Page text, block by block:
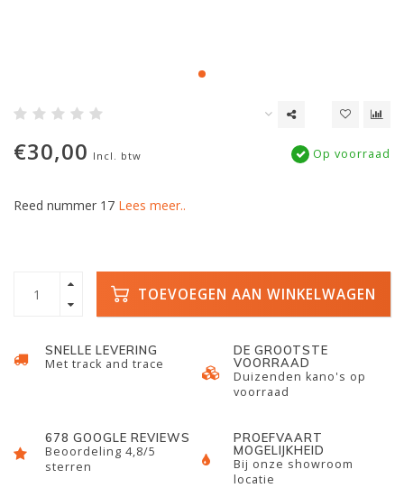
€30,00 Incl. btw Op voorraad
Reed nummer 17 Lees meer..
TOEVOEGEN AAN WINKELWAGEN
SNELLE LEVERING
Met track and trace
DE GROOTSTE
VOORRAAD
Duizenden kano's op
voorraad
678 GOOGLE REVIEWS
Beoordeling 4,8/5
sterren
PROEFVAART
MOGELIJKHEID
Bij onze showroom
locatie